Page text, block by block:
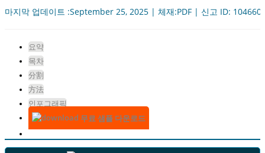
마지막 업데이트 :September 25, 2025 | 체재:PDF | 신고 ID: 104660
요약
목차
分割
方法
인포그래픽
무료 샘플 다운로드